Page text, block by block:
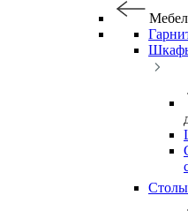
Столы